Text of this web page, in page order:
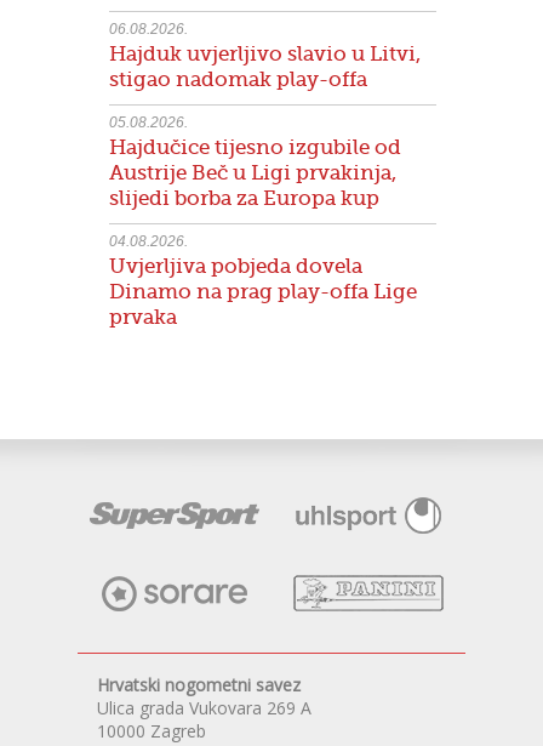
06.08.2026.
Hajduk uvjerljivo slavio u Litvi,
stigao nadomak play-offa
05.08.2026.
Hajdučice tijesno izgubile od
Austrije Beč u Ligi prvakinja,
slijedi borba za Europa kup
04.08.2026.
Uvjerljiva pobjeda dovela
Dinamo na prag play-offa Lige
prvaka
Hrvatski nogometni savez
Ulica grada Vukovara 269 A
10000 Zagreb